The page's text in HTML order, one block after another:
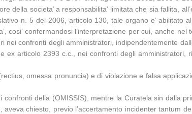
societa’ a responsabilita’ limitata che sia fallita,
n. 5 del 2006, articolo 130, tale organo e’ abilitato
confermandosi l’interpretazione per cui, anche
nei confronti degli amministratori, indipendentemente
ex articolo 2393 c.c., nei confronti degli
omessa pronuncia) e di violazione e falsa
confronti della (OMISSIS), mentre la Curatela sin dalla
chiesto, previo l’accertamento incidenter tantum